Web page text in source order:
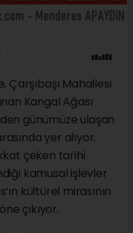
Çarşıbaşı Mahallesi
Kangal Ağası
günümüze ulaşan
yer alıyor.
çeken tarihi
kamusal işlevler
kültürel mirasının
çıkıyor.